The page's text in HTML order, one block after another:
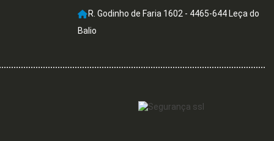
R. Godinho de Faria 1602 - 4465-644 Leça do
Balio